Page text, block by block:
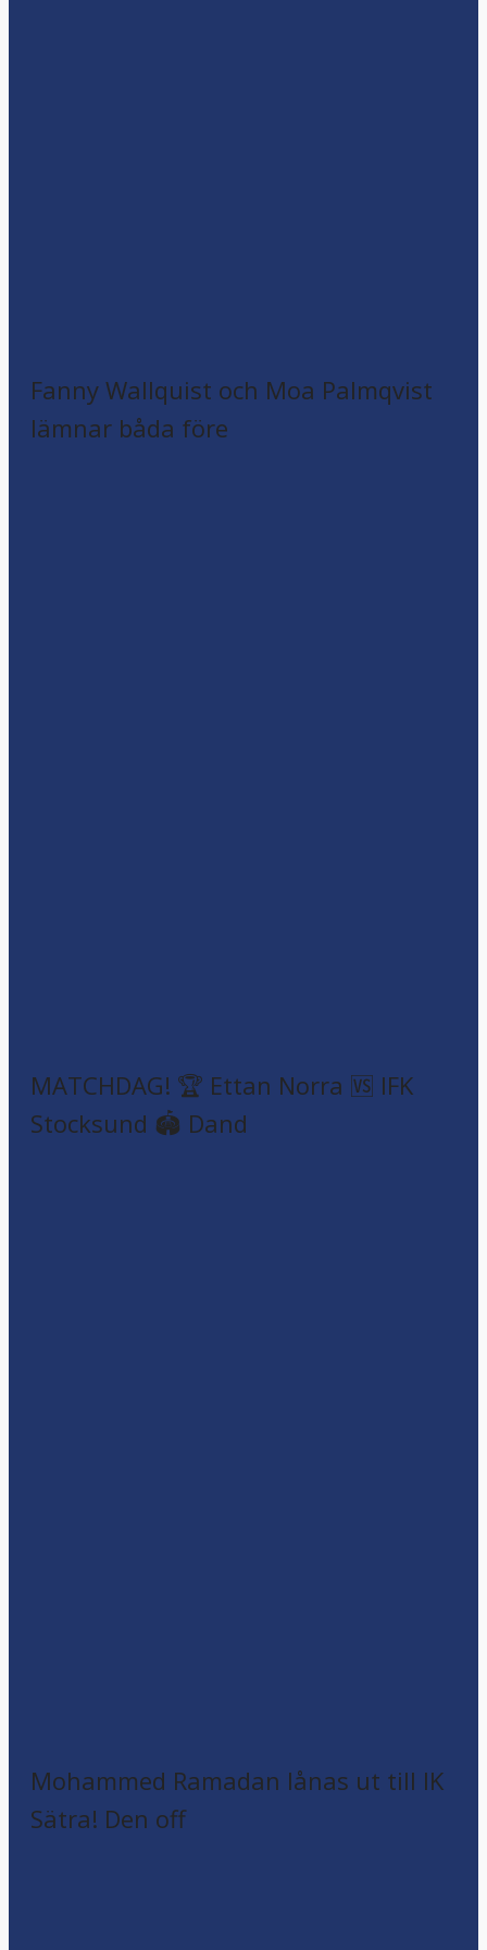
Fanny Wallquist och Moa Palmqvist
lämnar båda före
MATCHDAG! 🏆 Ettan Norra 🆚 IFK
Stocksund 🏟️ Dand
Mohammed Ramadan lånas ut till IK
Sätra! Den off